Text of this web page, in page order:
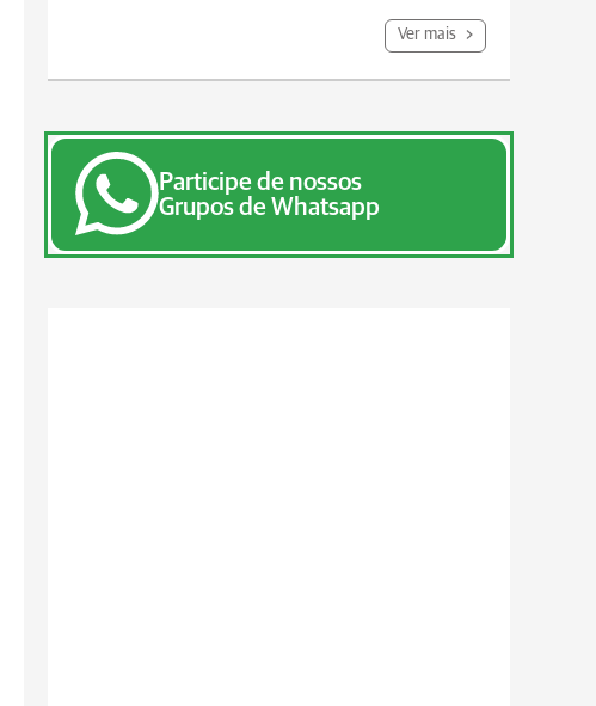
Ver mais
Participe de nossos
Grupos de Whatsapp